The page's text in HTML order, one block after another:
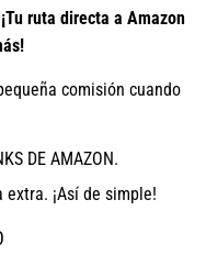
ruta directa a Amazon
comisión cuando
DE AMAZON.
¡Así de simple!